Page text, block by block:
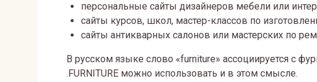
персональные сайты дизайнеров мебели или
сайты курсов, школ, мастер-классов по
сайты антикварных салонов или мастерских по
В русском языке слово «furniture» ассоциируется с
.FURNITURE можно использовать и в этом смысле.